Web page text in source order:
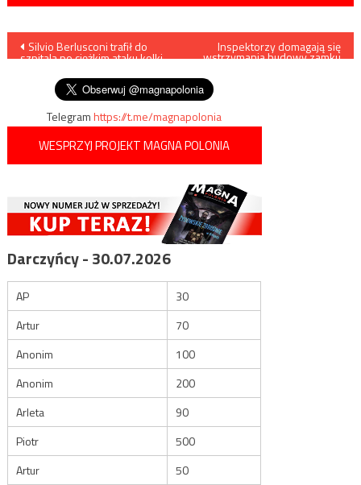
Nawigacja
wpisu
Silvio Berlusconi trafił do
szpitala po ciężkim ataku kolki
Inspektorzy domagają się
wstrzymania budowy zamku
Telegramhttps://t.me/magnapolonia
WESPRZYJ PROJEKT MAGNA POLONIA
Darczyńcy - 30.07.2026
AP
30
Artur
70
Anonim
100
Anonim
200
Arleta
90
Piotr
500
Artur
50